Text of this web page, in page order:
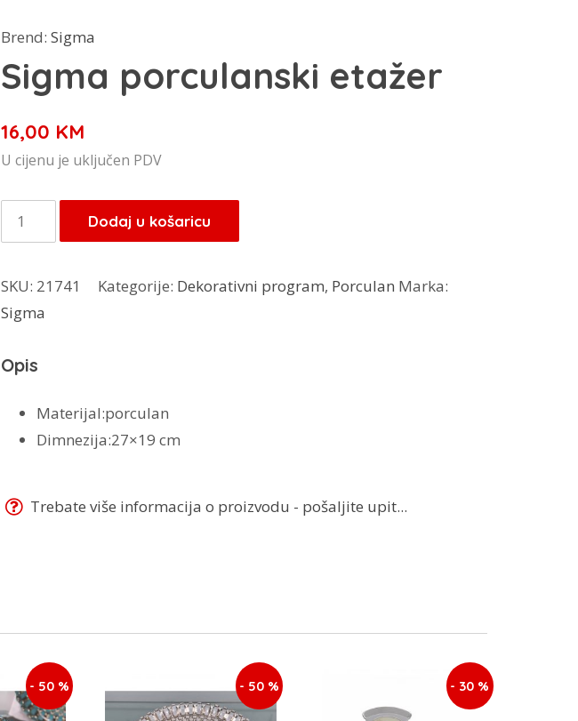
Brend: Sigma
Sigma porculanski etažer
16,00 KM
U cijenu je uključen PDV
Sigma
porculanski
količina
Dodaj u košaricu
SKU: 21741 Kategorije: Dekorativni program, Porculan Marka:
Sigma
Opis
Materijal:porculan
Dimnezija:27×19 cm
Trebate više informacija o proizvodu - pošaljite upit...
- 50 % - 50 % - 30 %